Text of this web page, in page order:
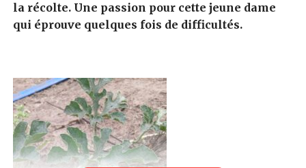
la récolte. Une passion pour cette jeune dame
qui éprouve quelques fois de difficultés.